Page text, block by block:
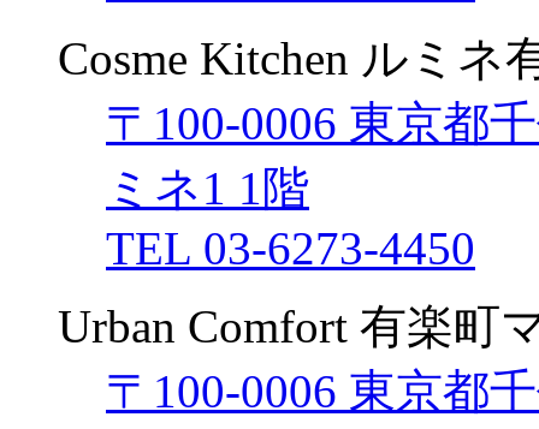
Cosme Kitchen ルミネ
〒100-0006 東京都
ミネ1 1階
TEL 03-6273-4450
Urban Comfort 有楽町
〒100-0006 東京都